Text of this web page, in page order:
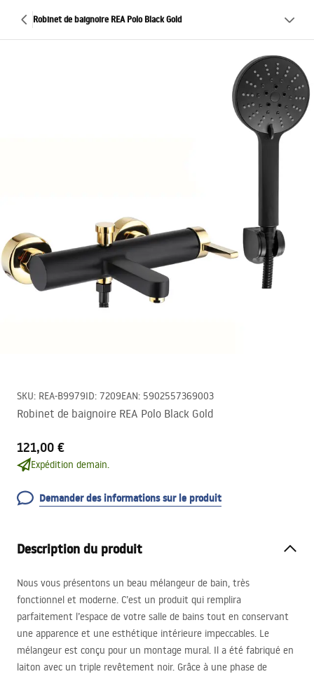
Robinet de baignoire REA Polo Black Gold
SKU: REA-B9979ID: 7209EAN: 5902557369003
Robinet de baignoire REA Polo Black Gold
121,00 €
Expédition demain.
Demander des informations sur le produit
Description du produit
Nous vous présentons un beau mélangeur de bain, très
fonctionnel et moderne. C’est un produit qui remplira
parfaitement l’espace de votre salle de bains tout en conservant
une apparence et une esthétique intérieure impeccables. Le
mélangeur est conçu pour un montage mural. Il a été fabriqué en
laiton avec un triple revêtement noir. Grâce à une phase de